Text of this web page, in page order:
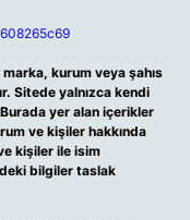
kurum veya şahıs
Sitede yalnızca kendi
Burada yer alan içerikler
ve kişiler hakkında
kişiler ile isim
bilgiler taslak